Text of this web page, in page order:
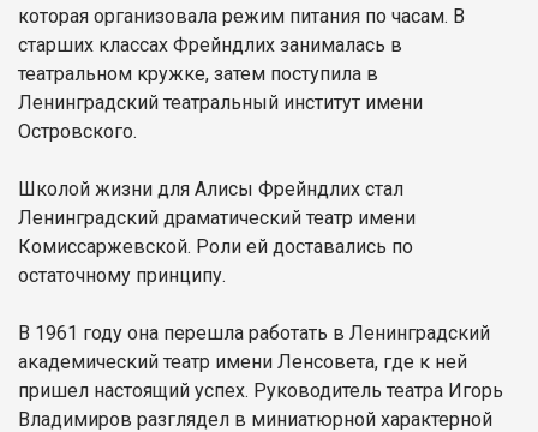
которая организовала режим питания по часам. В
старших классах Фрейндлих занималась в
театральном кружке, затем поступила в
Ленинградский театральный институт имени
Островского.
Школой жизни для Алисы Фрейндлих стал
Ленинградский драматический театр имени
Комиссаржевской. Роли ей доставались по
остаточному принципу.
В 1961 году она перешла работать в Ленинградский
академический театр имени Ленсовета, где к ней
пришел настоящий успех. Руководитель театра Игорь
Владимиров разглядел в миниатюрной характерной